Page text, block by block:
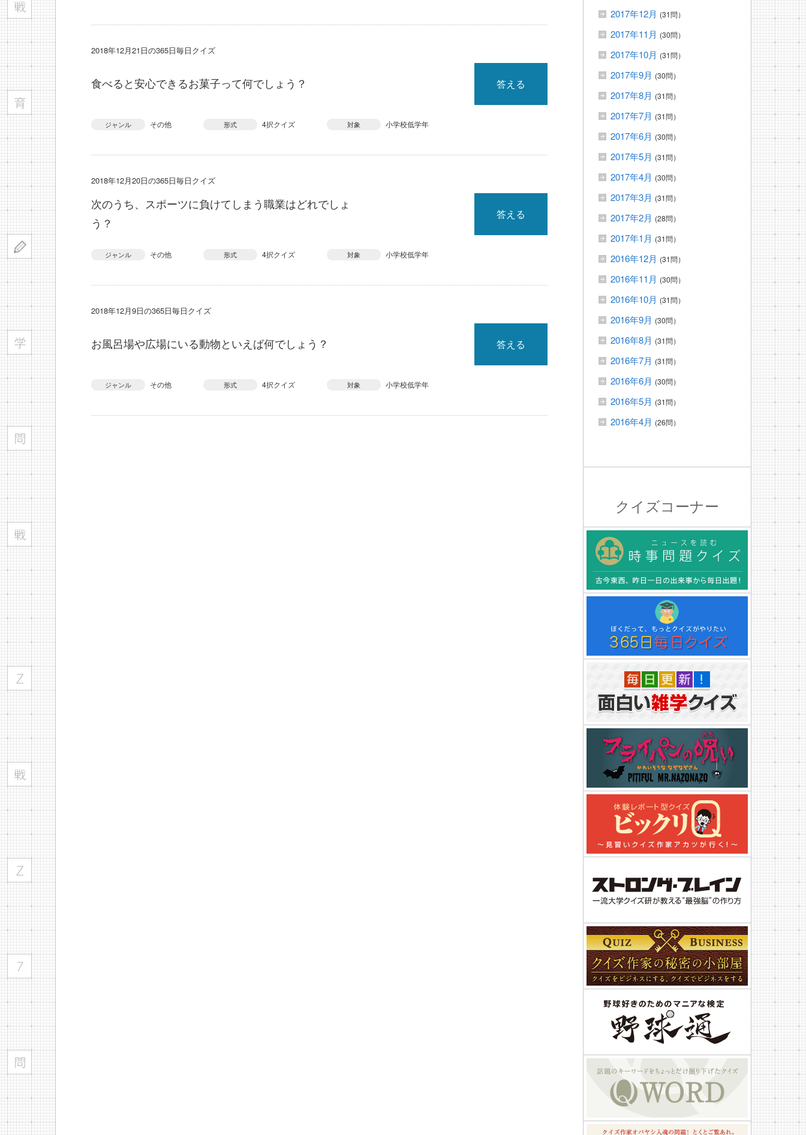
2018年12月21日の365日毎日クイズ
食べると安心できるお菓子って何でしょう？ 答える
ジャンル その他 形式 4択クイズ 対象 小学校低学年
2018年12月20日の365日毎日クイズ
次のうち、スポーツに負けてしまう職業はどれでしょ
う？
答える
ジャンル その他 形式 4択クイズ 対象 小学校低学年
2018年12月9日の365日毎日クイズ
お風呂場や広場にいる動物といえば何でしょう？ 答える
ジャンル その他 形式 4択クイズ 対象 小学校低学年
2017年12月 (31問）
2017年11月 (30問）
2017年10月 (31問）
2017年9月 (30問）
2017年8月 (31問）
2017年7月 (31問）
2017年6月 (30問）
2017年5月 (31問）
2017年4月 (30問）
2017年3月 (31問）
2017年2月 (28問）
2017年1月 (31問）
2016年12月 (31問）
2016年11月 (30問）
2016年10月 (31問）
2016年9月 (30問）
2016年8月 (31問）
2016年7月 (31問）
2016年6月 (30問）
2016年5月 (31問）
2016年4月 (26問）
クイズコーナー